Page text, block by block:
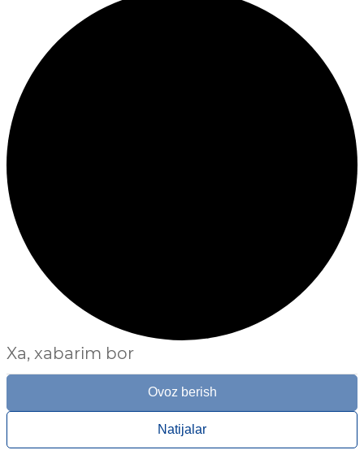
Xa, xabarim bor
Ovoz berish
Natijalar